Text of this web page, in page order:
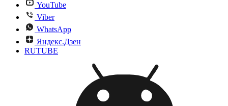
YouTube
Viber
WhatsApp
Яндекс.Дзен
RUTUBE